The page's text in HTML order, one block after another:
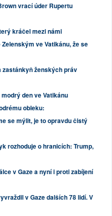
vrací úder Rupertu
kráčel mezi námi
ve Vatikánu, že se
zastánkyň ženských práv
den ve Vatikánu
obleku:
se mýlit, je to opravdu čistý
rozhoduje o hranicích: Trump,
v Gaze a nyní i proti zabíjení
v Gaze dalších 78 lidí. V